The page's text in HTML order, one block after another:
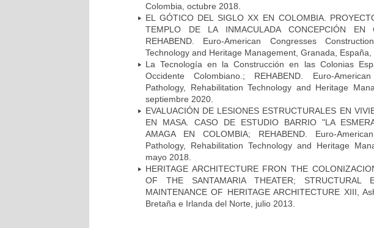
Colombia, octubre 2018.
EL GÓTICO DEL SIGLO XX EN COLOMBIA.
TEMPLO DE LA INMACULADA CONCEPCIÓN EN
REHABEND. Euro-American Congresses
Technology and Heritage Management, Granada,
La Tecnología en la Construcción en las Colonias
Occidente Colombiano.; REHABEND. Euro-
Pathology, Rehabilitation Technology and Heritage
septiembre 2020.
EVALUACIÓN DE LESIONES ESTRUCTURALES EN
EN MASA. CASO DE ESTUDIO BARRIO "LA
AMAGA EN COLOMBIA; REHABEND. Euro-
Pathology, Rehabilitation Technology and Heritage
mayo 2018.
HERITAGE ARCHITECTURE FRON THE
OF THE SANTAMARIA THEATER; STRUCTURAL
MAINTENANCE OF HERITAGE ARCHITECTURE XIII,
Bretaña e Irlanda del Norte, julio 2013.